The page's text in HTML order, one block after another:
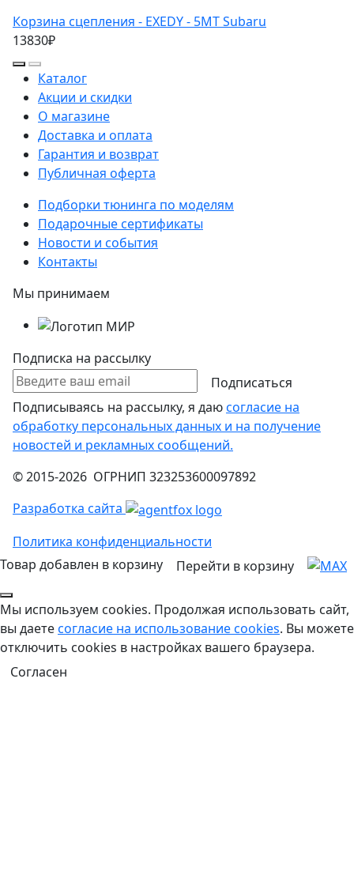
Корзина сцепления - EXEDY - 5MT Subaru
13830₽
Каталог
Акции и скидки
О магазине
Доставка и оплата
Гарантия и возврат
Публичная оферта
Подборки тюнинга по моделям
Подарочные сертификаты
Новости и события
Контакты
Мы принимаем
Подписка на рассылку
Подписаться
Подписываясь на рассылку, я даюсогласие на
обработку персональных данных и на получение
новостей и рекламных сообщений.
© 2015-2026 ОГРНИП 323253600097892
Разработка сайта
Политика конфиденциальности
Товар добавлен в корзину
Перейти в корзину
Мы используем cookies. Продолжая использовать сайт,
вы даетесогласие на использование cookies. Вы можете
отключить cookies в настройках вашего браузера.
Согласен